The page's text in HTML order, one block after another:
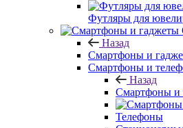
Футляры для
Назад
Смартфоны и
Смартфоны и
Назад
Смартфоны и
Телефоны